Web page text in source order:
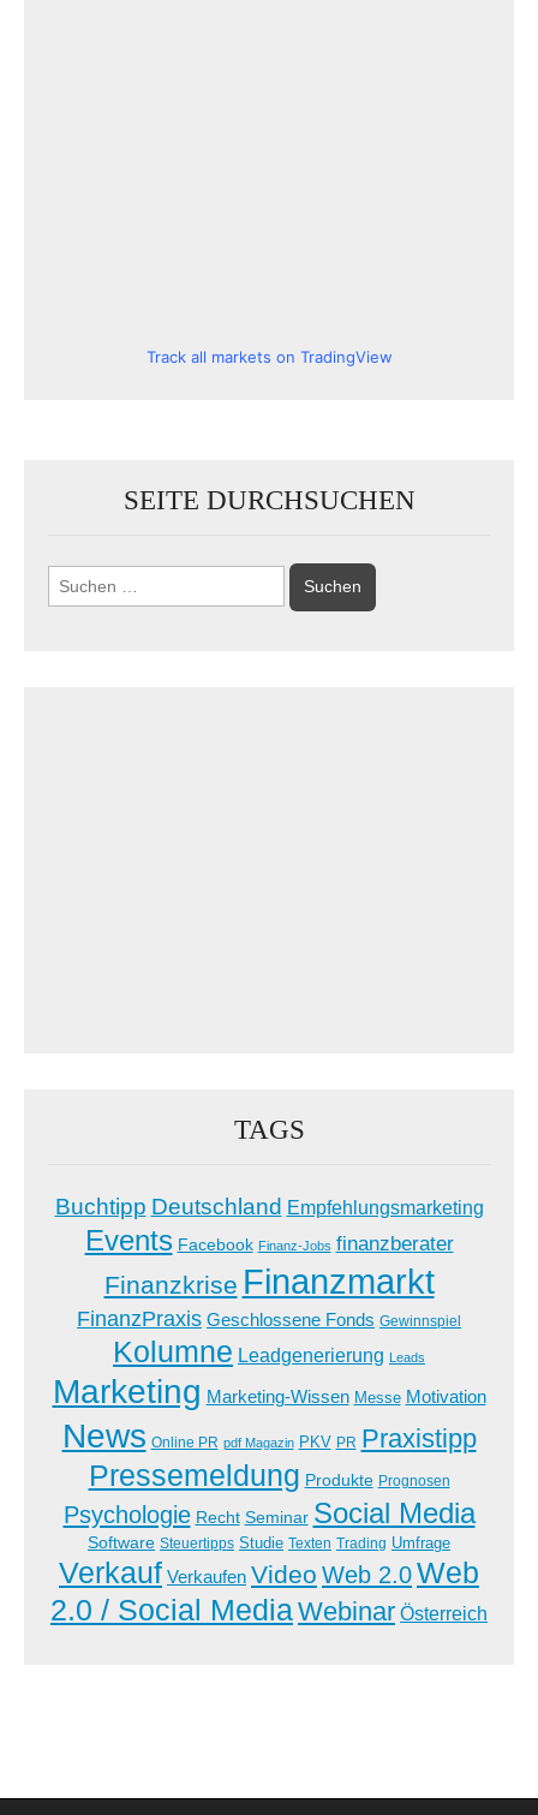
Track all markets on TradingView
SEITE DURCHSUCHEN
Suchen
nach:
TAGS
Buchtipp Deutschland Empfehlungsmarketing
Events Facebook Finanz-Jobs finanzberater
Finanzkrise Finanzmarkt
FinanzPraxis Geschlossene Fonds Gewinnspiel
Kolumne Leadgenerierung Leads
Marketing Marketing-Wissen Messe Motivation
News Online PR pdf Magazin PKV PR Praxistipp
Pressemeldung Produkte Prognosen
Psychologie Recht Seminar Social Media
Software Steuertipps Studie Texten Trading Umfrage
Verkauf Verkaufen Video Web 2.0Web
2.0 / Social MediaWebinar Österreich